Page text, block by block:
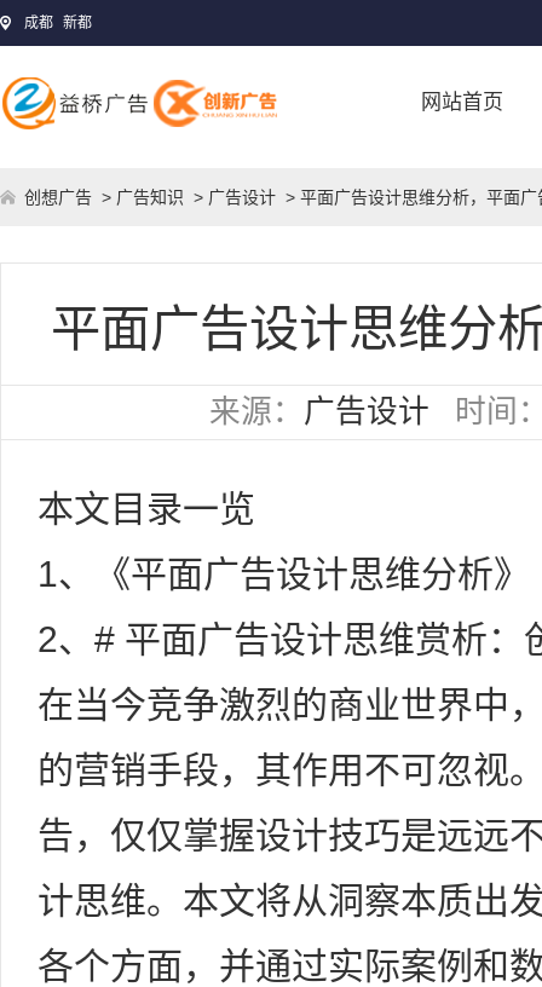
成都 新都
网站首页
创想广告 > 广告知识 > 广告设计 > 平面广告设计思维分析，平面广
平面广告设计思维分
来源： 广告设计 时间
本文目录一览
1、《平面广告设计思维分析》
2、# 平面广告设计思维赏析：
在当今竞争激烈的商业世界中
的营销手段，其作用不可忽视
告，仅仅掌握设计技巧是远远
计思维。本文将从洞察本质出
各个方面，并通过实际案例和